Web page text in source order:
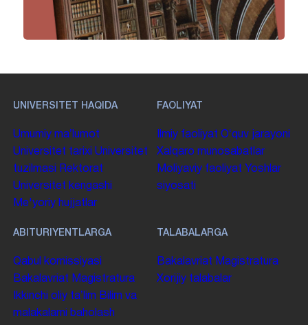
UNIVERSITET HAQIDA
Umumiy maʼlumot
Universitet tarixi Universitet
tuzilmasi
Rektorat
Universitet kengashi
Me'yoriy hujjatlar
FAOLIYAT
Ilmiy faoliyat Oʻquv jarayoni
Xalqaro munosabatlar
Moliyaviy faoliyat Yoshlar
siyosati
ABITURIYENTLARGA
Qabul komissiyasi
Bakalavriat Magistratura
Ikkinchi oliy taʼlim Bilim va
malakalarni baholash
TALABALARGA
Bakalavriat Magistratura
Xorijiy talabalar